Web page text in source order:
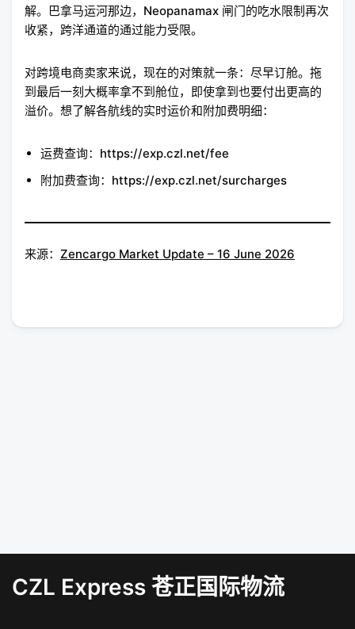
解。巴拿马运河那边，Neopanamax 闸门的吃水限制再次
收紧，跨洋通道的通过能力受限。
对跨境电商卖家来说，现在的对策就一条：尽早订舱。拖
到最后一刻大概率拿不到舱位，即使拿到也要付出更高的
溢价。想了解各航线的实时运价和附加费明细：
运费查询：https://exp.czl.net/fee
附加费查询：https://exp.czl.net/surcharges
来源： Zencargo Market Update – 16 June 2026
CZL Express 苍正国际物流